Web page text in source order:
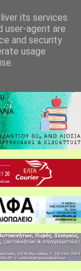
its services
user-agent are
and security
usage